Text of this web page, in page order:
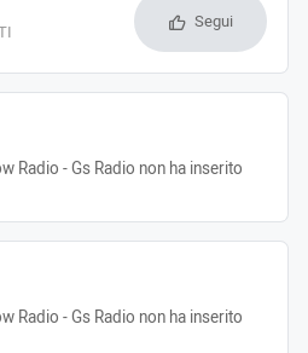
Segui
Radio - Gs Radio non ha inserito
Radio - Gs Radio non ha inserito